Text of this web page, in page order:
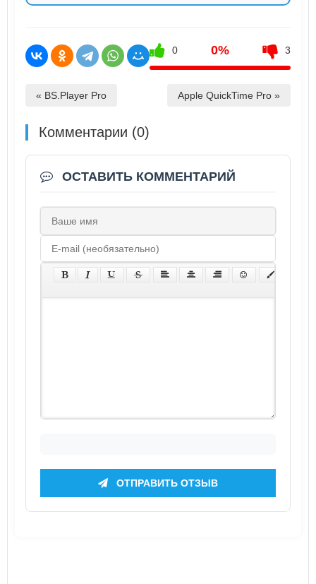
0 0% 3
« BS.Player Pro Apple QuickTime Pro »
Комментарии (0)
ОСТАВИТЬ КОММЕНТАРИЙ
ОТПРАВИТЬ ОТЗЫВ